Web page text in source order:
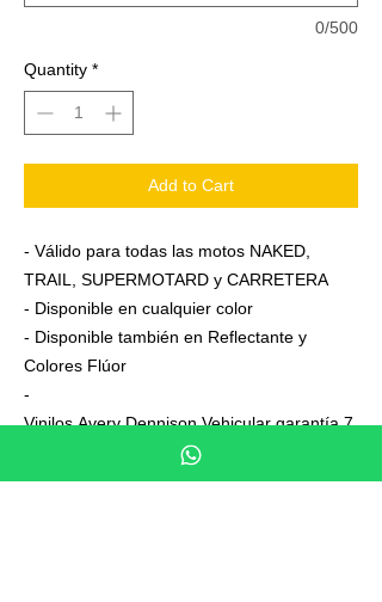
0/500
Quantity *
Add to Cart
- Válido para todas las motos NAKED,
TRAIL, SUPERMOTARD y CARRETERA
- Disponible en cualquier color
- Disponible también en Reflectante y
Colores Flúor
-
Vinilos Avery Dennison Vehicular garantía 7
- Junto a su pedido se adjuntan unas